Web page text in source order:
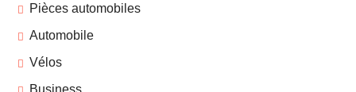
Pièces automobiles
Automobile
Vélos
Business